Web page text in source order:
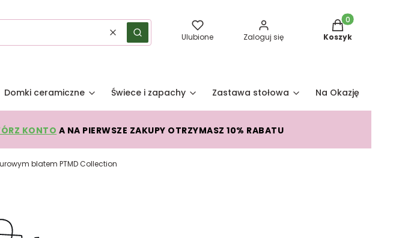
WyczyśćSzukaj Ulubione Zaloguj się
Produkty w
Koszyk
Domki ceramiczne Świece i zapachy Zastawa stołowa Na Okazję
KONTO A NA PIERWSZE ZAKUPY OTRZYMASZ 10% RABATU
blatem PTMD Collection